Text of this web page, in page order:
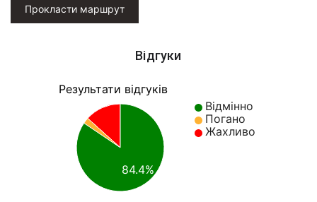
Прокласти маршрут
Відгуки
Результати відгуків
Відмінно
Погано
Жахливо
84.4%